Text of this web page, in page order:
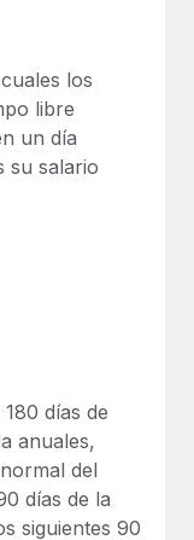
enseguida.
sin
Contractor
equitativo
Tardas
los
libre
un día
su salario
días de
anuales,
del
días de la
siguientes 90